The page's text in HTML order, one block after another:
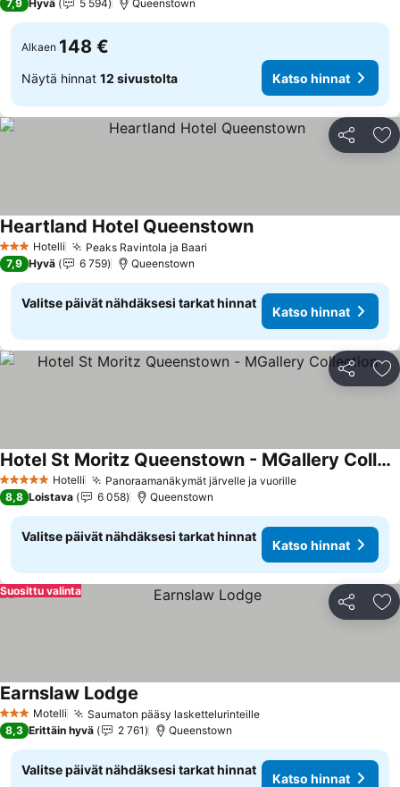
7,9 Hyvä 5 594 Queenstown
Alkaen 148 €
Näytä hinnat 12 sivustolta Katso hinnat
Jaa
3 Tähtiluokitus
Hotelli Peaks Ravintola ja Baari
Heartland Hotel QueenstownKatso hinnat
7,9 Hyvä 6 759 Queenstown
Valitse päivät nähdäksesi tarkat hinnat
Katso hinnat
Jaa
5 Tähtiluokitus
Hotelli Panoraamanäkymät järvelle ja vuorilleKatso hinnat
Hotel St Moritz Queenstown - MGallery Collection
Katso hinnat
8,8 Loistava 6 058 Queenstown
Valitse päivät nähdäksesi tarkat hinnat
Katso hinnat
Jaa
Suosittu valinta
3 Tähtiluokitus
Motelli Saumaton pääsy laskettelurinteilleKatso hinnat
Earnslaw Lodge
8,3 Erittäin hyvä 2 761 Queenstown
Valitse päivät nähdäksesi tarkat hinnat
Katso hinnat